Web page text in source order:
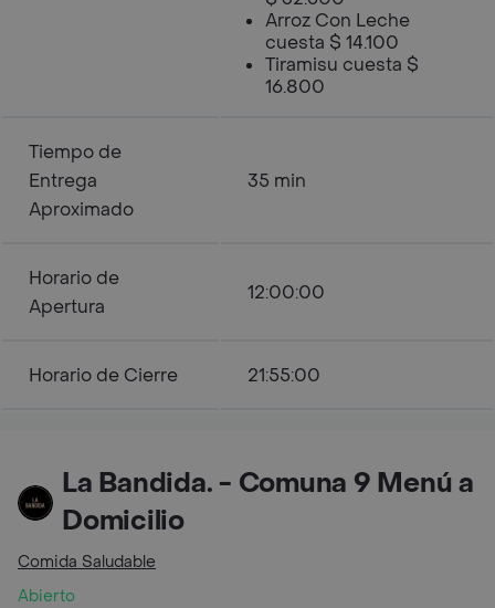
Arroz Con Leche
cuesta $ 14.100
Tiramisu cuesta $
16.800
Tiempo de
Entrega
Aproximado
35 min
Horario de
Apertura
12:00:00
Horario de Cierre 21:55:00
La Bandida. - Comuna 9 Menú a
Domicilio
Comida Saludable
Abierto